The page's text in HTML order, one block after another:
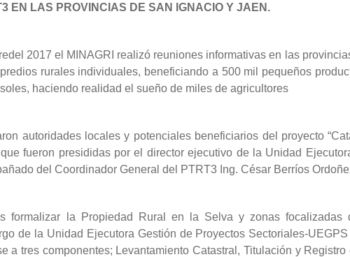
EN LAS PROVINCIAS DE SAN IGNACIO Y JAEN.
2017 el MINAGRI realizó reuniones informativas en las
rurales individuales, beneficiando a 500 mil pequeños
haciendo realidad el sueño de miles de agricultores
autoridades locales y potenciales beneficiarios del proyecto
fueron presididas por el director ejecutivo de la Unidad
del Coordinador General del PTRT3 Ing. César Berríos
formalizar la Propiedad Rural en la Selva y zonas
de la Unidad Ejecutora Gestión de Proyectos Sectoriales-
a tres componentes; Levantamiento Catastral, Titulación y